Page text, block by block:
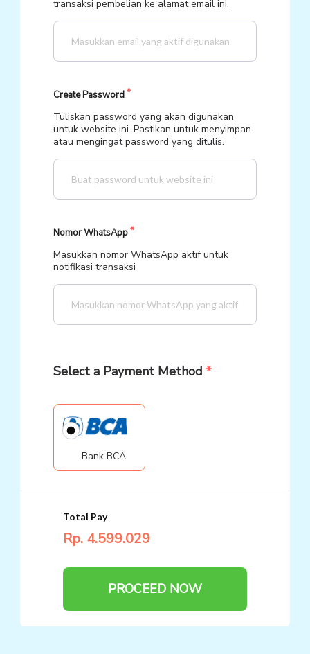
transaksi pembelian ke alamat email ini.
Create Password
Tuliskan password yang akan digunakan
untuk website ini. Pastikan untuk menyimpan
atau mengingat password yang ditulis.
Nomor WhatsApp
Masukkan nomor WhatsApp aktif untuk
notifikasi transaksi
Select a Payment Method
Bank BCA
Total Pay
Rp. 4.599.029
PROCEED NOW